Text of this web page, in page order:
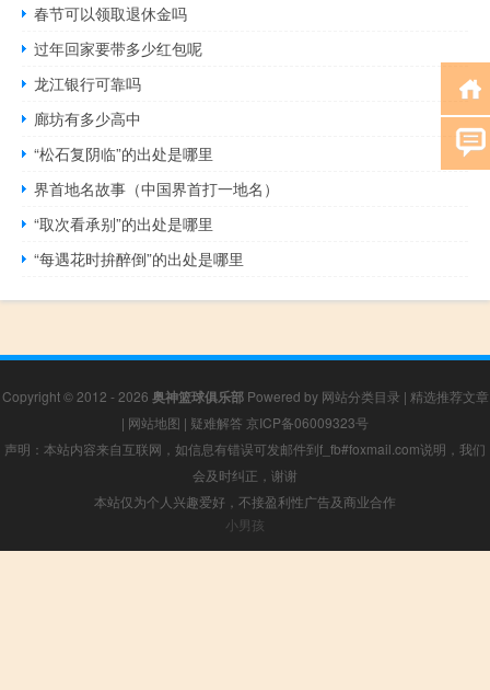
春节可以领取退休金吗
过年回家要带多少红包呢
龙江银行可靠吗
廊坊有多少高中
“松石复阴临”的出处是哪里
界首地名故事（中国界首打一地名）
“取次看承别”的出处是哪里
“每遇花时拚醉倒”的出处是哪里
Copyright © 2012 - 2026 奥神篮球俱乐部Powered by 网站分类目录 | 精选推荐文章
| 网站地图 | 疑难解答 京ICP备06009323号
声明：本站内容来自互联网，如信息有错误可发邮件到f_fb#foxmail.com说明，我们
会及时纠正，谢谢
本站仅为个人兴趣爱好，不接盈利性广告及商业合作
小男孩